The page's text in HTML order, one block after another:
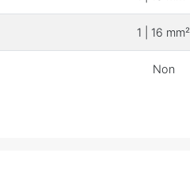
1 | 16 mm²
Non